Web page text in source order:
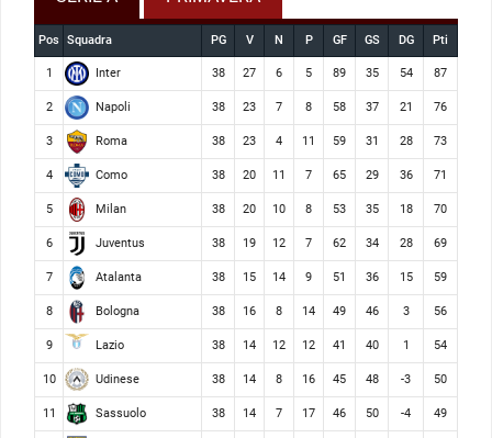
Pos Squadra PG V N P GF GS DG Pti
1 Inter 38 27 6 5 89 35 54 87
2 Napoli 38 23 7 8 58 37 21 76
3 Roma 38 23 4 11 59 31 28 73
4 Como 38 20 11 7 65 29 36 71
5 Milan 38 20 10 8 53 35 18 70
6 Juventus 38 19 12 7 62 34 28 69
7 Atalanta 38 15 14 9 51 36 15 59
8 Bologna 38 16 8 14 49 46 3 56
9 Lazio 38 14 12 12 41 40 1 54
10 Udinese 38 14 8 16 45 48 -3 50
11 Sassuolo 38 14 7 17 46 50 -4 49